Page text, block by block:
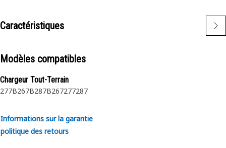
Caractéristiques
Modèles compatibles
Chargeur Tout-Terrain
277B267B287B267277287
Informations sur la garantie
politique des retours